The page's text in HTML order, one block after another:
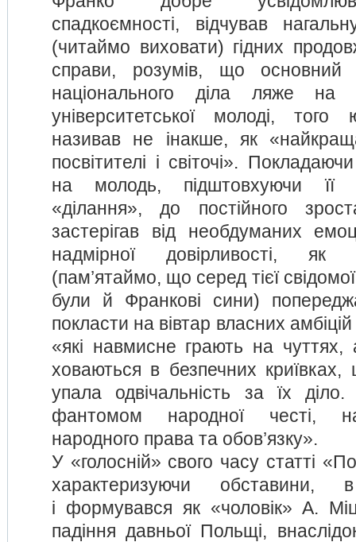
спадкоємності, відчував
(читаймо виховати) гідних
справи, розумів, що основний
національного діла ляже на
університетської молоді,
називав не інакше, як
посвітителі і світочі».
на молодь, підштовхуючи її
«ділання», до постійного
застерігав від необдуманих
надмірної довірливості, як
(пам’ятаймо, що серед тієї
були й Франкові сини)
покласти на вівтар власних
«які навмисне грають на чуттях,
ховаються в безпечних
упала одвічальність за їх
фантомом народної честі,
народного права та обов’язку».
У «голосній» свого часу статті
характеризуючи
і формувався як «чоловік» А.
падіння давньої Польщі,